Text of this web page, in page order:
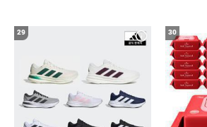
29 30